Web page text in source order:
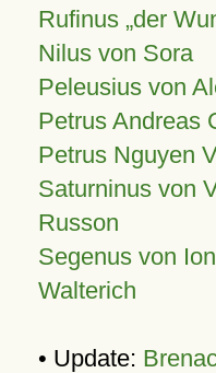
Rufinus „der
Nilus von Sora
Peleusius von
Petrus Andreas
Petrus Nguyen
Saturninus von
Russon
Segenus von
Walterich
• Update: